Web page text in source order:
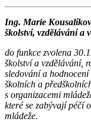
Ing. Marie
školství, vzdělávání a
do funkce zvolena
školství a vzdělávání,
sledování a
školních a
s organizacemi
které se zabývají péčí
mládeže.